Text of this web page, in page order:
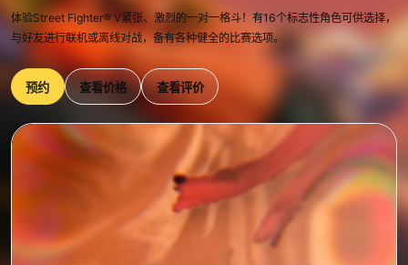
体验Street Fighter® V紧张、激烈的一对一格斗！有16个标志性角色可供选择，
与好友进行联机或离线对战，备有各种健全的比赛选项。
预约 查看价格 查看评价